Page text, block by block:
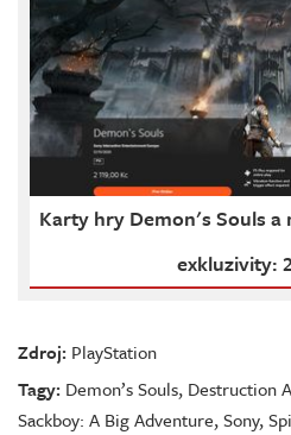
Karty hry Demon's Souls a
exkluzivity:
Zdroj: PlayStation
Tagy: Demon’s Souls, Destruction
Sackboy: A Big Adventure,Sony,